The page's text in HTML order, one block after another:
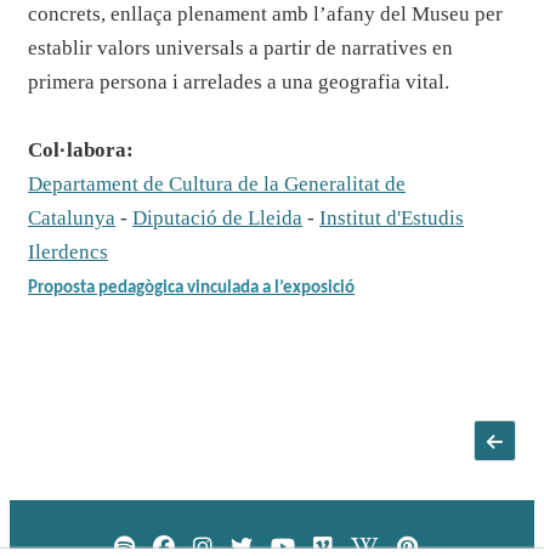
concrets, enllaça plenament amb l’afany del Museu per
establir valors universals a partir de narratives en
primera persona i arrelades a una geografia vital.
Col·labora:
Departament de Cultura de la Generalitat de
Catalunya - Diputació de Lleida - Institut d'Estudis
Ilerdencs
Proposta pedagògica vinculada a l’exposició